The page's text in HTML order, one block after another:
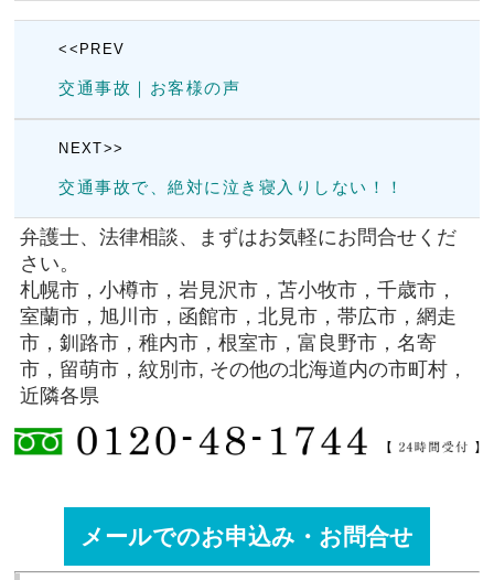
<<PREV
交通事故｜お客様の声
NEXT>>
交通事故で、絶対に泣き寝入りしない！！
弁護士、法律相談、まずはお気軽にお問合せくだ
さい。
札幌市，小樽市，岩見沢市，苫小牧市，千歳市，
室蘭市，旭川市，函館市，北見市，帯広市，網走
市，釧路市，稚内市，根室市，富良野市，名寄
市，留萌市，紋別市, その他の北海道内の市町村，
近隣各県
メールでのお申込み・お問合せ